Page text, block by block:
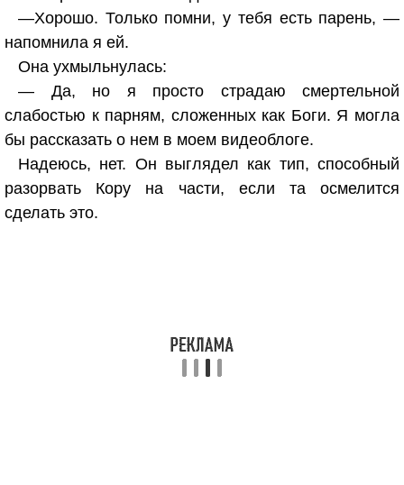
—Хорошо. Только помни, у тебя есть парень, —
напомнила я ей.
Она ухмыльнулась:
— Да, но я просто страдаю смертельной
слабостью к парням, сложенных как Боги. Я могла
бы рассказать о нем в моем видеоблоге.
Надеюсь, нет. Он выглядел как тип, способный
разорвать Кору на части, если та осмелится
сделать это.